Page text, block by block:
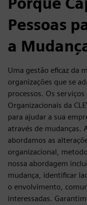
Pessoas
a
Uma gestão eficaz da
organizações que se
processos. Os
Organizacionais da
para ajudar a sua
através de mudanças.
abordamos as
organizacional,
nossa abordagem
mudança, identificar
o envolvimento,
interessadas.